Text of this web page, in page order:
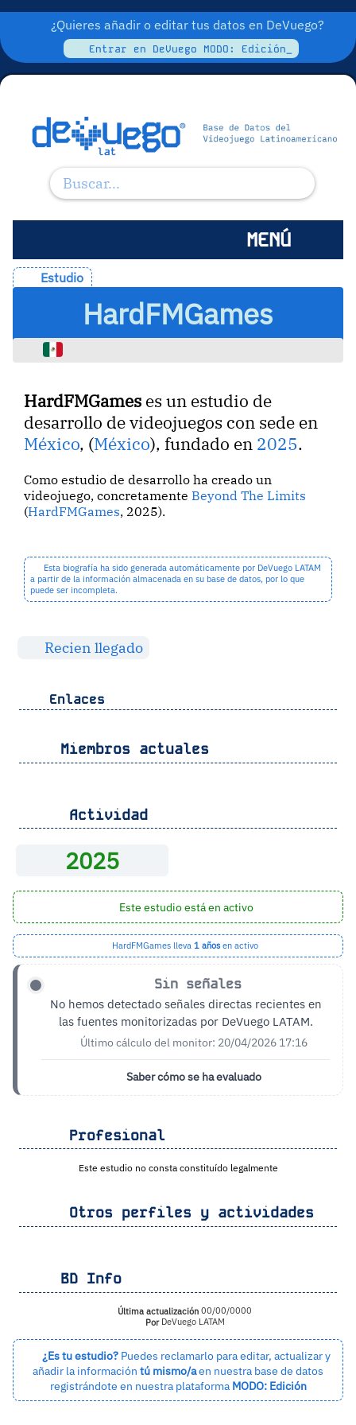
¿Quieres añadir o editar tus datos en DeVuego?
Entrar en DeVuego MODO: Edición_
MENÚ
Estudio
HardFMGames
HardFMGames es un estudio de
desarrollo de videojuegos con sede en
México, (México), fundado en 2025.
Como estudio de desarrollo ha creado un
videojuego, concretamenteBeyond The Limits
(HardFMGames, 2025).
Esta biografía ha sido generada automáticamente por DeVuego LATAM
a partir de la información almacenada en su base de datos, por lo que
puede ser incompleta.
Recien llegado
Enlaces
Miembros actuales
Actividad
2025
Este estudio está en activo
HardFMGames lleva 1 añosen activo
Sin señales
No hemos detectado señales directas recientes en
las fuentes monitorizadas por DeVuego LATAM.
Último cálculo del monitor: 20/04/2026 17:16
Saber cómo se ha evaluado
Profesional
Este estudio no consta constituído legalmente
Otros perfiles y actividades
BD Info
Última actualización 00/00/0000
PorDeVuego LATAM
¿Es tu estudio? Puedes reclamarlo para editar, actualizar y
añadir la información tú mismo/aen nuestra base de datos
registrándote en nuestra plataforma MODO: Edición